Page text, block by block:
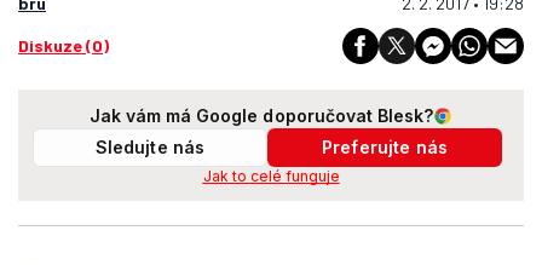
Diskuze (0)
Jak vám má Google doporučovat Blesk?
Sledujte nás
Preferujte nás
Jak to celé funguje